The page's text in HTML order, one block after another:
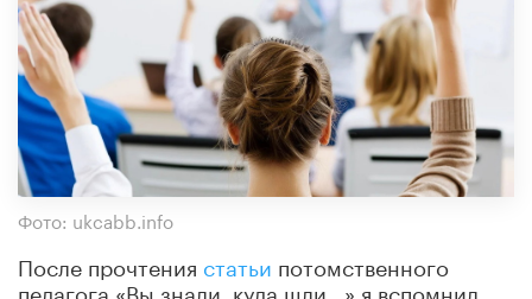
Фото: ukcabb.info
После прочтения статьи потомственного
педагога «Вы знали, куда шли...» я вспомнил